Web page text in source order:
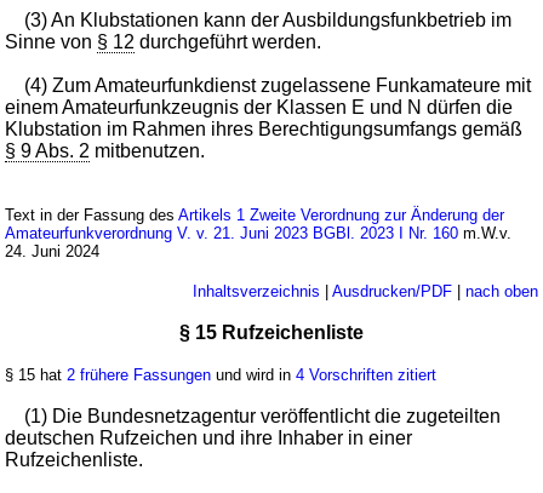
(3) An Klubstationen kann der Ausbildungsfunkbetrieb im
Sinne von § 12 durchgeführt werden.
(4) Zum Amateurfunkdienst zugelassene Funkamateure mit
einem Amateurfunkzeugnis der Klassen E und N dürfen die
Klubstation im Rahmen ihres Berechtigungsumfangs gemäß
§ 9 Abs. 2 mitbenutzen.
Text in der Fassung desArtikels 1 Zweite Verordnung zur Änderung der
Amateurfunkverordnung V. v. 21. Juni 2023 BGBl. 2023 I Nr. 160 m.W.v.
24. Juni 2024
Inhaltsverzeichnis | Ausdrucken/PDF| nach oben
§ 15 Rufzeichenliste
§ 15 hat 2 frühere Fassungen und wird in4 Vorschriften zitiert
(1) Die Bundesnetzagentur veröffentlicht die zugeteilten
deutschen Rufzeichen und ihre Inhaber in einer
Rufzeichenliste.